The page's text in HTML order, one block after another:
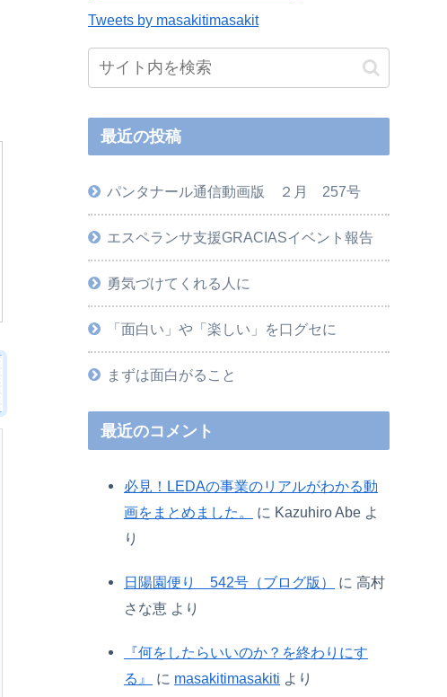
Tweets by masakitimasakit
最近の投稿
パンタナール通信動画版 ２月 257号
エスペランサ支援GRACIASイベント報告
勇気づけてくれる人に
「面白い」や「楽しい」を口グセに
まずは面白がること
最近のコメント
必見！LEDAの事業のリアルがわかる動
画をまとめました。
に Kazuhiro Abe よ
り
日陽園便り 542号（ブログ版） に 高村
さな恵 より
『何をしたらいいのか？を終わりにす
る』
に masakitimasakiti より